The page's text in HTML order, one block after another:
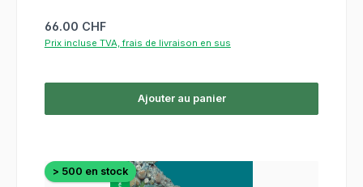
Prix régulier :
66.00 CHF
Prix incluse TVA, frais de livraison en sus
Ajouter au panier
> 500 en stock